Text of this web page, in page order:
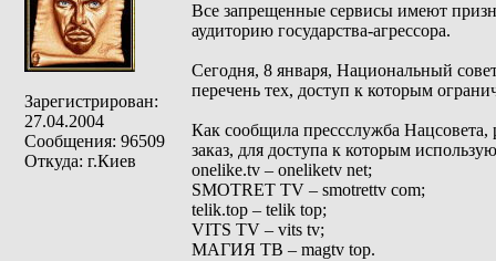
Зарегистрирован:
27.04.2004
Сообщения: 96509
Откуда: г.Киев
Все запрещенные сервисы имеют
аудиторию государства-агрессора.
Сегодня, 8 января, Национальный
перечень тех, доступ к которым
Как сообщила прессслужба Нацсовета,
заказ, для доступа к которым
onelike.tv – oneliketv net;
SMOTRET TV – smotrettv com;
telik.top – telik top;
VITS TV – vits tv;
МАГИЯ ТВ – magtv top.